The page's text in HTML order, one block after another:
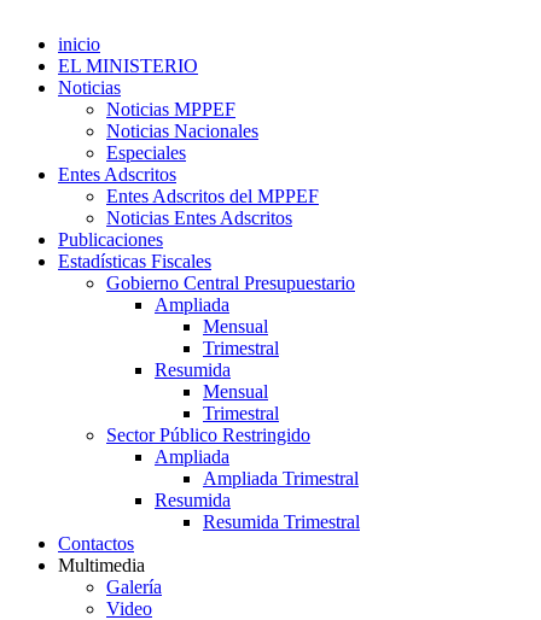
inicio
EL MINISTERIO
Noticias
Noticias MPPEF
Noticias Nacionales
Especiales
Entes Adscritos
Entes Adscritos del MPPEF
Noticias Entes Adscritos
Publicaciones
Estadísticas Fiscales
Gobierno Central Presupuestario
Ampliada
Mensual
Trimestral
Resumida
Mensual
Trimestral
Sector Público Restringido
Ampliada
Ampliada Trimestral
Resumida
Resumida Trimestral
Contactos
Multimedia
Galería
Video